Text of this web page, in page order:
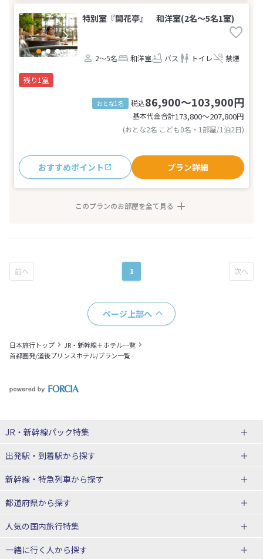
特別室『開花亭』 和洋室(2名～5名1室)
2～5名 和洋室 バス トイレ 禁煙
残り1室
おとな1名 税込86,900～103,900円
基本代金合計173,800〜207,800円
(おとな2名 こども0名・1部屋/1泊2日)
おすすめポイント プラン詳細
このプランのお部屋を全て見る
1
ページ上部へ
日本旅行トップ
JR・新幹線＋ホテル一覧
首都圏発/道後プリンスホテル/プラン一覧
JR・新幹線パック特集
JR・新幹線＋ホテルパック
出張パック
出発駅・到着駅から探す
秋田⇔東京 新幹線パック
仙台→東京 新幹線パック
富山⇔東京 新幹線パック
東京→仙台 新幹線パック
新幹線・特急列車から探す
北海道新幹線 旅行
山形新幹線 旅行
東海道新幹線 旅行
都道府県から探す
北海道旅行・ツアー
人気の国内旅行特集
東京ディズニーリゾート®への旅
ユニバーサル・スタジオ・ジャパ
一緒に行く人から探す